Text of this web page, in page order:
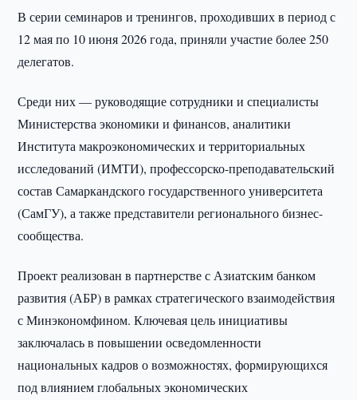
В серии семинаров и тренингов, проходивших в период с
12 мая по 10 июня 2026 года, приняли участие более 250
делегатов.
Среди них — руководящие сотрудники и специалисты
Министерства экономики и финансов, аналитики
Института макроэкономических и территориальных
исследований (ИМТИ), профессорско-преподавательский
состав Самаркандского государственного университета
(СамГУ), а также представители регионального бизнес-
сообщества.
Проект реализован в партнерстве с Азиатским банком
развития (АБР) в рамках стратегического взаимодействия
с Минэкономфином. Ключевая цель инициативы
заключалась в повышении осведомленности
национальных кадров о возможностях, формирующихся
под влиянием глобальных экономических